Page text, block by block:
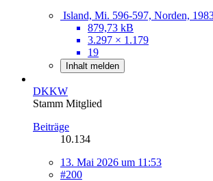
Island, Mi. 596-597, Norden,
879,73 kB
3.297 × 1.179
19
Inhalt melden
DKKW
Stamm Mitglied
Beiträge
10.134
13. Mai 2026 um 11:53
#200